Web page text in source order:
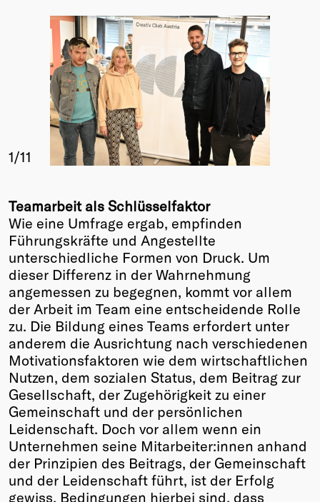
1/11
Teamarbeit als Schlüsselfaktor
Wie eine Umfrage ergab, empfinden
Führungskräfte und Angestellte
unterschiedliche Formen von Druck. Um
dieser Differenz in der Wahrnehmung
angemessen zu begegnen, kommt vor allem
der Arbeit im Team eine entscheidende Rolle
zu. Die Bildung eines Teams erfordert unter
anderem die Ausrichtung nach verschiedenen
Motivationsfaktoren wie dem wirtschaftlichen
Nutzen, dem sozialen Status, dem Beitrag zur
Gesellschaft, der Zugehörigkeit zu einer
Gemeinschaft und der persönlichen
Leidenschaft. Doch vor allem wenn ein
Unternehmen seine Mitarbeiter:innen anhand
der Prinzipien des Beitrags, der Gemeinschaft
und der Leidenschaft führt, ist der Erfolg
gewiss. Bedingungen hierbei sind, dass